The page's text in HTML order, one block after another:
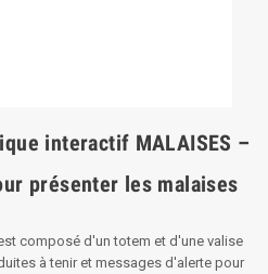
interactif MALAISES –
présenter les malaises
composé d'un totem et d'une valise
à tenir et messages d'alerte pour